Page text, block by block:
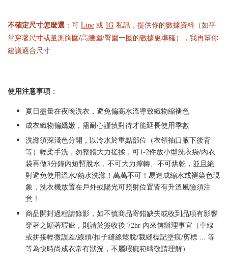
不確定尺寸怎麼選 ：可 Line 或 IG 私訊，提供你的數據資料（如平
常穿著尺寸或量測胸圍/高腰圍/臀圍一圈的數據更準確），我再幫你
建議適合尺寸
使用注意事項 ：
夏日盡量在夜晚洗衣，避免偏高水溫導致織物縮褪色
成衣織物偏嬌嫩，需耐心謹慎對待才能延長使用季數
洗滌須深淺色分開，以冷水於重點部位（衣領袖口腋下後背
等）輕柔手洗，勿整體大力搓揉，可1-2件放小型洗衣袋/內衣
袋再做3分鐘內短暫脫水，不可大力擰轉、不可烘乾，並且絕
對避免使用溫水/熱水洗滌！萬萬不可！易造成縮水或褪染色現
象，洗衣機放置在戶外或陽光可照射位置皆有升溫風險須注
意！
商品開封過程請錄影，如不慎商品寄錯缺失或收到品項有影響
穿著之顯著瑕疵，則請於簽收後 72hr 內來信辦理事宜（車線
或拼接輕微誤差/線頭/扣子縫線鬆脫/裁縫標記塗痕/剪標 ... 等
等為快時尚成衣常有狀況，不屬瑕疵範疇敬請理解）